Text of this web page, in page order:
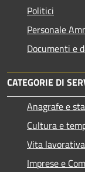
Politici
Personale
Documenti e
CATEGORIE DI
Anagrafe e
Cultura e
Vita lavorativa
Imprese e